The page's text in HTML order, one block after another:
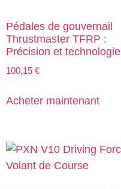
Pédales de gouvernail
Thrustmaster TFRP :
Précision et technologie
100,15 €
Acheter maintenant